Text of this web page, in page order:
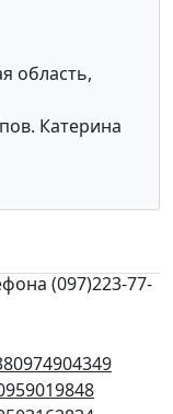
область,
Катерина
(097)223-77-